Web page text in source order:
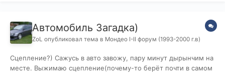
Автомобиль Загадка)
ZoL опубликовал тема в Мондео I-II форум (1993-2000 г.в)
Сцепление?) Сажусь в авто завожу, пару минут дырынчим на
месте. Выжимаю сцепление(почему-то берёт почти в самом